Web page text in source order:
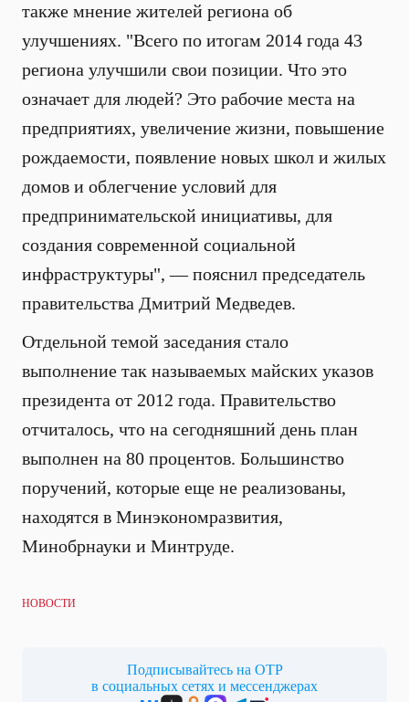
также мнение жителей региона об
улучшениях. "Всего по итогам 2014 года 43
региона улучшили свои позиции. Что это
означает для людей? Это рабочие места на
предприятиях, увеличение жизни, повышение
рождаемости, появление новых школ и жилых
домов и облегчение условий для
предпринимательской инициативы, для
создания современной социальной
инфраструктуры", — пояснил председатель
правительства Дмитрий Медведев.
Отдельной темой заседания стало
выполнение так называемых майских указов
президента от 2012 года. Правительство
отчиталось, что на сегодняшний день план
выполнен на 80 процентов. Большинство
поручений, которые еще не реализованы,
находятся в Минэкономразвития,
Минобрнауки и Минтруде.
НОВОСТИ
Подписывайтесь на ОТР
в социальных сетях и мессенджерах